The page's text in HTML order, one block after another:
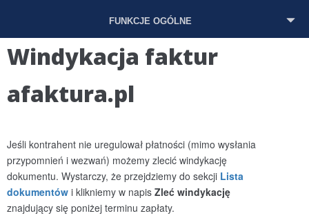
FUNKCJE OGÓLNE
Windykacja faktur
afaktura.pl
Jeśli kontrahent nie uregulował płatności (mimo wysłania
przypomnień i wezwań) możemy zlecić windykację
dokumentu. Wystarczy, że przejdziemy do sekcji Lista
dokumentów i klikniemy w napis Zleć windykację
znajdujący się poniżej terminu zapłaty.